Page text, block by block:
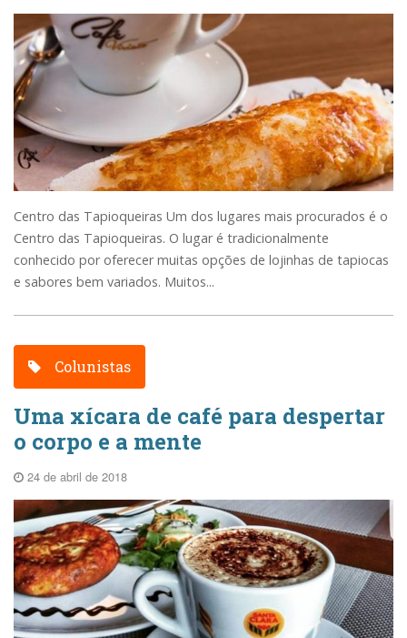
Centro das Tapioqueiras Um dos lugares mais procurados é o
Centro das Tapioqueiras. O lugar é tradicionalmente
conhecido por oferecer muitas opções de lojinhas de tapiocas
e sabores bem variados. Muitos...
Colunistas
Uma xícara de café para despertar
o corpo e a mente
24 de abril de 2018